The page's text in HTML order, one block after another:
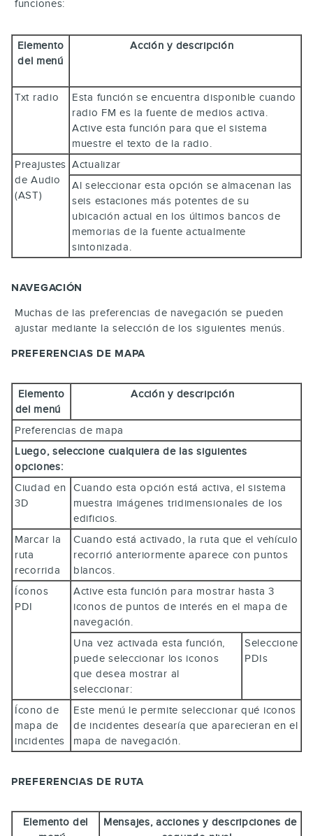
funciones:
Elemento
del menú
Acción y descripción
Txt radio
Esta función se encuentra disponible cuando
radio FM es la fuente de medios activa.
Active esta función para que el sistema
muestre el texto de la radio.
Preajustes
de Audio
(AST)
Actualizar
Al seleccionar esta opción se almacenan las
seis estaciones más potentes de su
ubicación actual en los últimos bancos de
memorias de la fuente actualmente
sintonizada.
NAVEGACIÓN
Muchas de las preferencias de navegación se pueden
ajustar mediante la selección de los siguientes menús.
PREFERENCIAS DE MAPA
Elemento
del menú
Acción y descripción
Preferencias de mapa
Luego, seleccione cualquiera de las siguientes
opciones:
Ciudad en
3D
Cuando esta opción está activa, el sistema
muestra imágenes tridimensionales de los
edificios.
Marcar la
ruta
recorrida
Cuando está activado, la ruta que el vehículo
recorrió anteriormente aparece con puntos
blancos.
Íconos
PDI
Active esta función para mostrar hasta 3
iconos de puntos de interés en el mapa de
navegación.
Una vez activada esta función,
puede seleccionar los iconos
que desea mostrar al
seleccionar:
Seleccione
PDIs
Ícono de
mapa de
incidentes
Este menú le permite seleccionar qué iconos
de incidentes desearía que aparecieran en el
mapa de navegación.
PREFERENCIAS DE RUTA
Elemento del
Mensajes, acciones y descripciones de